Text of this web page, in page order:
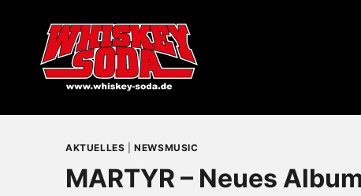
springen
AKTUELLES |NEWSMUSIC
MARTYR – Neues